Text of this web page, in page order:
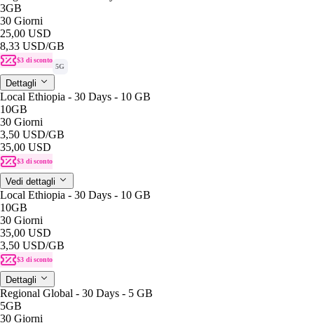
3GB
30 Giorni
25,00 USD
8,33 USD/GB
$3 di sconto
5G
Dettagli
Local Ethiopia - 30 Days - 10 GB
10GB
30 Giorni
3,50 USD/GB
35,00 USD
$3 di sconto
Vedi dettagli
Local Ethiopia - 30 Days - 10 GB
10GB
30 Giorni
35,00 USD
3,50 USD/GB
$3 di sconto
Dettagli
Regional Global - 30 Days - 5 GB
5GB
30 Giorni